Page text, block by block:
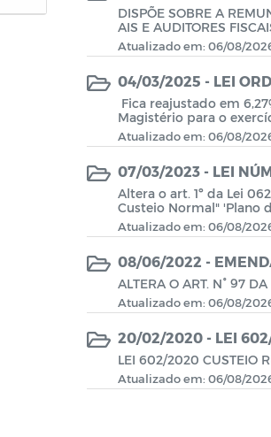
DISPÕE SOBRE A
AIS E AUDITORES
Atualizado em: 06/08/2026
04/03/2025 - LEI
Fica reajustado em
Atualizado em: 06/08/2026
07/03/2023 - LEI
Altera o art. 1º da Lei
Custeio Normal" 'Plano
Atualizado em: 06/08/2026
08/06/2022 -
ALTERA O ART. N° 97
Atualizado em: 06/08/2026
20/02/2020 - LEI
LEI 602/2020 CUSTEIO
Atualizado em: 06/08/2026